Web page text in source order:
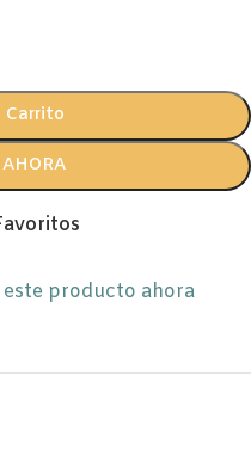
Carrito
este producto ahora